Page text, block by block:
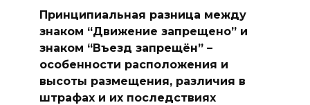
Принципиальная разница между
знаком “Движение запрещено” и
знаком “Въезд запрещён” –
особенности расположения и
высоты размещения, различия в
штрафах и их последствиях